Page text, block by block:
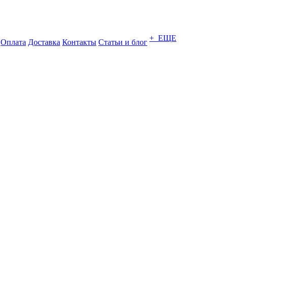
Оплата Доставка Контакты Статьи и блог + ЕЩЕ